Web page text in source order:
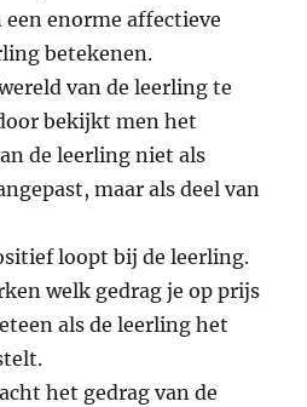
enorme affectieve
betekenen.
van de leerling te
bekijkt men het
de leerling niet als
maar als deel van
loopt bij de leerling.
welk gedrag je op prijs
als de leerling het
het gedrag van de